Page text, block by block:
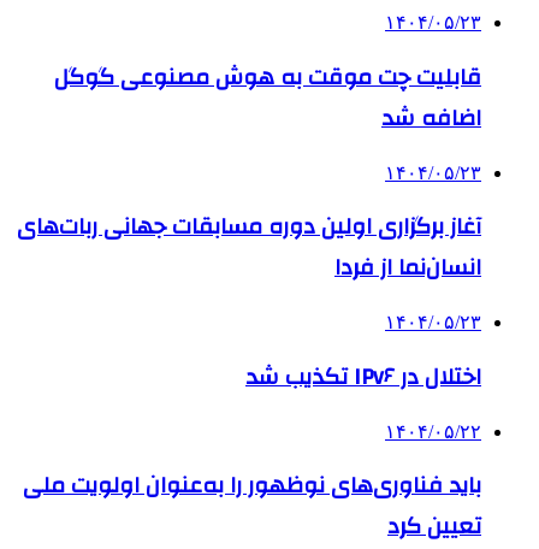
۱۴۰۴/۰۵/۲۳
قابلیت چت موقت به هوش مصنوعی گوگل
اضافه شد
۱۴۰۴/۰۵/۲۳
آغاز برگزاری اولین دوره مسابقات جهانی ربات‌های
انسان‌نما از فردا
۱۴۰۴/۰۵/۲۳
اختلال در IPv۶ تکذیب شد
۱۴۰۴/۰۵/۲۲
باید فناوری‌های نوظهور را به‌عنوان اولویت ملی
تعیین کرد